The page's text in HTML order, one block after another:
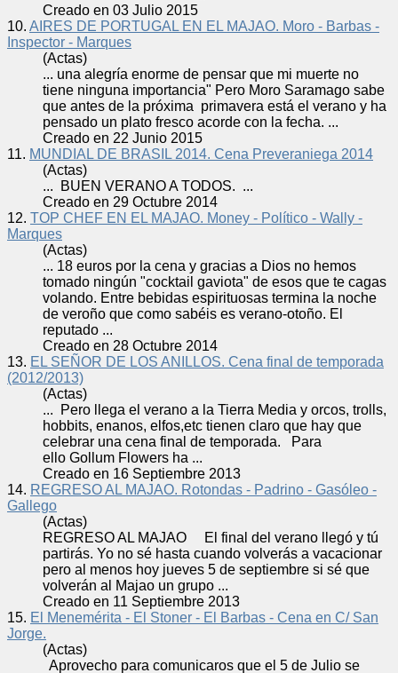
Creado en 03 Julio 2015
10. AIRES DE PORTUGAL EN EL MAJAO. Moro - Barbas -
Inspector - Marques
(Actas)
... una alegría enorme de pensar que mi muerte no
tiene ninguna importancia" Pero Moro Saramago sabe
que antes de la próxima primavera está el verano y ha
pensado un plato fresco acorde con la fecha. ...
Creado en 22 Junio 2015
11. MUNDIAL DE BRASIL 2014. Cena Preveraniega 2014
(Actas)
... BUEN VERANOA TODOS. ...
Creado en 29 Octubre 2014
12. TOP CHEF EN EL MAJAO. Money - Político - Wally -
Marques
(Actas)
... 18 euros por la cena y gracias a Dios no hemos
tomado ningún "cocktail gaviota" de esos que te cagas
volando. Entre bebidas espirituosas termina la noche
de veroño que como sabéis es verano-otoño. El
reputado ...
Creado en 28 Octubre 2014
13. EL SEÑOR DE LOS ANILLOS. Cena final de temporada
(2012/2013)
(Actas)
... Pero llega el verano a la Tierra Media y orcos, trolls,
hobbits, enanos, elfos,etc tienen claro que hay que
celebrar una cena final de temporada. Para
ello Gollum Flowers ha ...
Creado en 16 Septiembre 2013
14. REGRESO AL MAJAO. Rotondas - Padrino - Gasóleo -
Gallego
(Actas)
REGRESO AL MAJAO El final del verano llegó y tú
partirás. Yo no sé hasta cuando volverás a vacacionar
pero al menos hoy jueves 5 de septiembre si sé que
volverán al Majao un grupo ...
Creado en 11 Septiembre 2013
15. El Menemérita - El Stoner - El Barbas - Cena en C/ San
Jorge.
(Actas)
Aprovecho para comunicaros que el 5 de Julio se